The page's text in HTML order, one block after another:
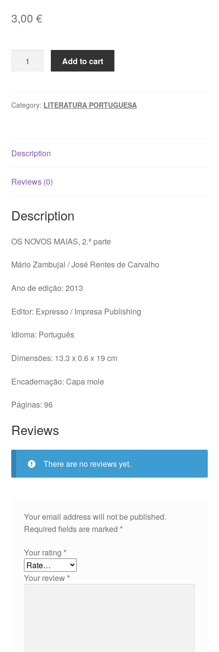
3,00 €
NOVOS
parte
/
Rentes
quantity
Add to cart
Category: LITERATURA PORTUGUESA
Description
Reviews (0)
Description
OS NOVOS MAIAS, 2.ª parte
Mário Zambujal / José Rentes de Carvalho
Ano de edição: 2013
Editor: Expresso / Impresa Publishing
Idioma: Português
Dimensões: 13.3 x 0.6 x 19 cm
Encadernação: Capa mole
Páginas: 96
Reviews
There are no reviews yet.
Your email address will not be published.
Required fields are marked *
Your rating *
Your review*